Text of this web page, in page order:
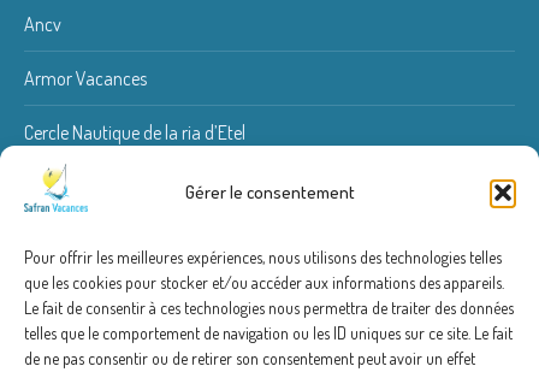
Gérer le consentement
Pour offrir les meilleures expériences, nous utilisons des technologies telles
que les cookies pour stocker et/ou accéder aux informations des appareils.
Le fait de consentir à ces technologies nous permettra de traiter des données
telles que le comportement de navigation ou les ID uniques sur ce site. Le fait
de ne pas consentir ou de retirer son consentement peut avoir un effet
Ancv
Armor Vacances
Cercle Nautique de la ria d’Etel
Kite Spirit
Renoviolet couvreur